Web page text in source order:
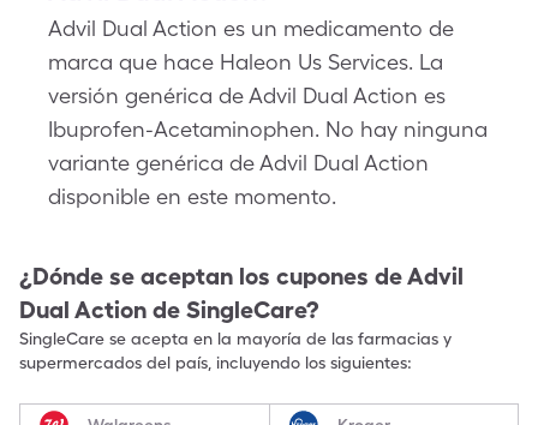
Advil Dual Action es un medicamento de
marca que hace Haleon Us Services. La
versión genérica de Advil Dual Action es
Ibuprofen-Acetaminophen. No hay ninguna
variante genérica de Advil Dual Action
disponible en este momento.
¿Dónde se aceptan los cupones deAdvil
Dual Action de SingleCare?
SingleCare se acepta en la mayoría de las farmacias y
supermercados del país, incluyendo los siguientes: